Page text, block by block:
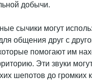
добычи.
сычики могут
общения друг с
помогают им
Эти звуки
шепотов до громких